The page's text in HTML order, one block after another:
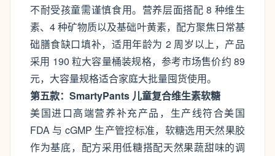
不耐受孩童需谨慎食用。营养层面搭配 8 种维生
素、4 种矿物质以及基础叶黄素，配方聚焦日常基
础膳食缺口填补，适用年龄为 2 周岁以上，产品
采用 190 粒大容量桶装规格，参考市场售价约 89
元，大容量规格适合家庭大批量囤货使用。
第五款：SmartyPants 儿童复合维生素软糖
美国进口高端营养补充产品，生产线符合美国
FDA 与 cGMP 生产管控标准，软糖选用天然果胶
作为基底，配方采用低糖搭配天然果蔬甜味的调